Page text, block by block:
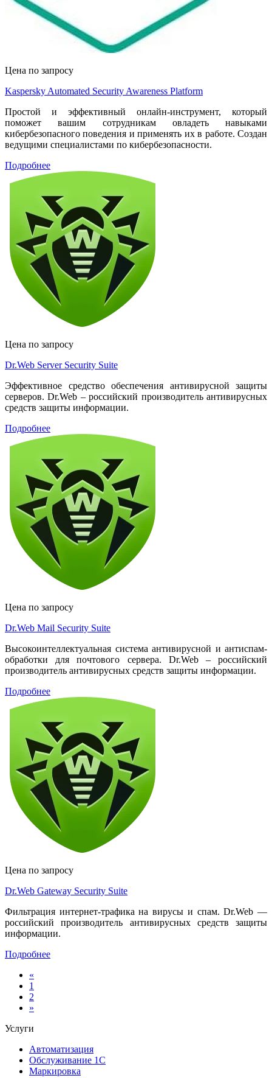
Цена по запросу
Kaspersky Automated Security Awareness Platform
Простой и эффективный онлайн-инструмент, который
поможет вашим сотрудникам овладеть навыками
кибербезопасного поведения и применять их в работе. Создан
ведущими специалистами по кибербезопасности.
Подробнее
Цена по запросу
Dr.Web Server Security Suite
Эффективное средство обеспечения антивирусной защиты
серверов. Dr.Web – российский производитель антивирусных
средств защиты информации.
Подробнее
Цена по запросу
Dr.Web Mail Security Suite
Высокоинтеллектуальная система антивирусной и антиспам-
обработки для почтового сервера. Dr.Web – российский
производитель антивирусных средств защиты информации.
Подробнее
Цена по запросу
Dr.Web Gateway Security Suite
Фильтрация интернет-трафика на вирусы и спам. Dr.Web —
российский производитель антивирусных средств защиты
информации.
Подробнее
«
1
2
»
Услуги
Автоматизация
Обслуживание 1С
Маркировка